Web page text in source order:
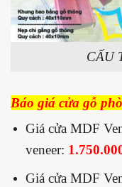
CẤU
Báo giá cửa gỗ
Giá cửa MDF
veneer:
Giá cửa MDF